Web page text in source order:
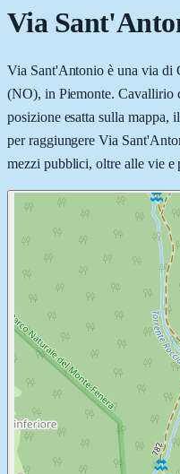
Via
Via Sant'Antonio è una via di
(NO), in Piemonte. Cavallirio
posizione esatta sulla mappa,
per raggiungere Via
mezzi pubblici, oltre alle vie e